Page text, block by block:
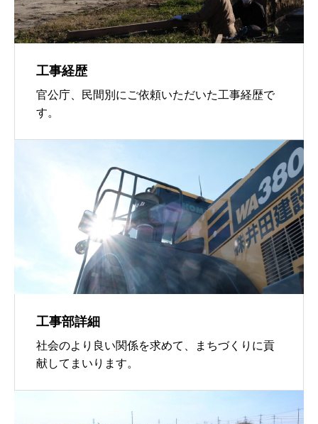
工事経歴
官公庁、民間別にご依頼いただいた工事経歴で
す。
工事部詳細
社会のより良い関係を求めて、まちづくりに貢
献してまいります。